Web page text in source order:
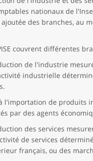
nationaux de
des branches, au
couvrent différentes
de l'industrie
industrielle
l'importation de produits
par des agents
des services
de services
français, ou des